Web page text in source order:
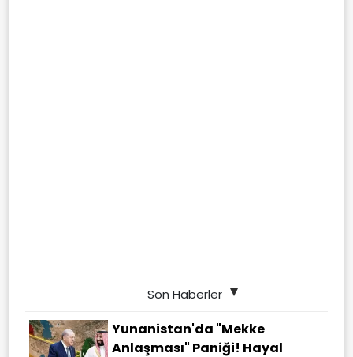
Son Haberler
Yunanistan'da "Mekke
Anlaşması" Paniği! Hayal